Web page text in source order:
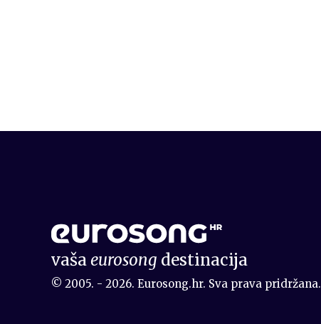
vašaeurosong destinacija
© 2005. - 2026. Eurosong.hr. Sva prava pridržana.